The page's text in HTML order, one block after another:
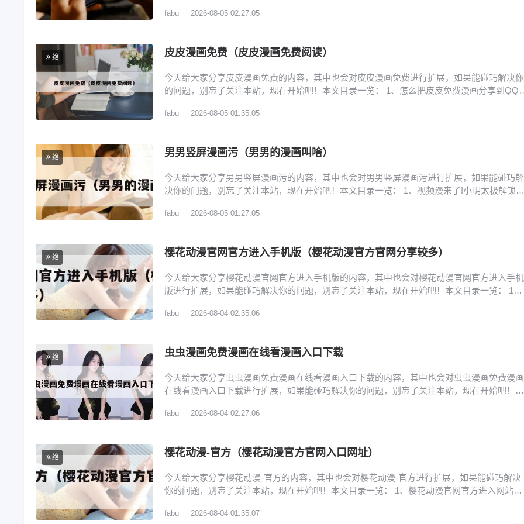
樱花动漫官网进入口在哪里? 4、樱花动漫下载的,樱花动漫下载:免费观看最新番剧 5、樱花动
fabu 2026-08-05 02:27:05
网络 皮皮漫画免费（皮皮漫画免费阅读）
今天给大家分享皮皮漫画免费的内容，其中也会对皮皮漫画免费进行扩展，如果能碰巧解决你
的问题，别忘了关注本站，现在开始吧！本文目录一览： 1、怎么把皮皮免费漫画分享到QQ
注册账号 5、在哪里能修改皮皮免费漫画密码? 怎么把皮皮免费漫画分享到QQ好友? 1、将皮
fabu 2026-08-05 01:35:05
网络 男男竖屏漫画污（男男的漫画叫啥）
今天给大家分享男男竖屏漫画污的内容，其中也会对男男竖屏漫画污进行扩展，如果能碰巧解
决你的问题，别忘了关注本站，现在开始吧！本文目录一览： 1、视频漫来了!小明太极解锁漫
漫画APP如何开启竖屏模式漫画向右翻页 视频漫来了!小明太极解锁漫画新玩法 小明太极通过
fabu 2026-08-05 01:27:05
网络 樱花动漫官网官方进入手机版（樱花动漫官方官网分享较多）
今天给大家分享樱花动漫官网官方进入手机版的内容，其中也会对樱花动漫官网官方进入手机
版进行扩展，如果能碰巧解决你的问题，别忘了关注本站，现在开始吧！本文目录一览： 1、
官网地址是什么?(不超过50字... 3、樱花动漫官方正版入口在哪找 4、樱花动漫官网是什么啊,
fabu 2026-08-04 02:35:06
网络 虫虫漫画免费漫画在线看漫画入口下载
今天给大家分享虫虫漫画免费漫画在线看漫画入口下载的内容，其中也会对虫虫漫画免费漫画
在线看漫画入口下载进行扩展，如果能碰巧解决你的问题，别忘了关注本站，现在开始吧！本
口直达_虫虫漫画官网首页进入 3、虫虫漫画网页版登录链接分享_虫虫漫画官网入口安全直达
fabu 2026-08-04 02:27:06
网络 樱花动漫-官方（樱花动漫官方官网入口网址）
今天给大家分享樱花动漫-官方的内容，其中也会对樱花动漫-官方进行扩展，如果能碰巧解决
你的问题，别忘了关注本站，现在开始吧！本文目录一览： 1、樱花动漫官网官方进入网站登
官方官网网址,樱花动漫官网网址是什么? 樱花动漫官网官方进入网站登录,登录樱花动漫官网,
fabu 2026-08-04 01:35:07